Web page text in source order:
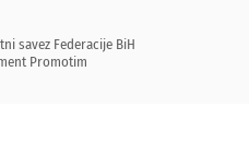
savez Federacije BiH
Promotim